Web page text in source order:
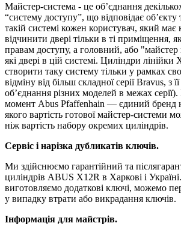
Майстер-система - це об’єднання
“систему доступу”, що відповідає
такій системі кожен користувач, який
відчинити двері тільки в ті приміщення,
правам доступу, а головний, або
які двері в цій системі. Циліндри
створити таку систему тільки у рамках
відміну від більш складної серії Bravus, з
об’єднання різних моделей в межах
момент Abus Pfaffenhain — єдиний бренд
якого вартість готової майстер-системи
ніж вартість набору окремих циліндрів.
Сервіс і нарізка дубликатів ключів.
Ми здійснюємо гарантійний та
циліндрів ABUS X12R в Харкові і
виготовляємо додаткові ключі, можемо
у випадку втрати або викрадання ключів.
Інформація для майстрів.